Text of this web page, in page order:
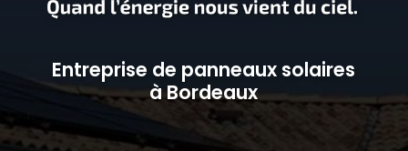
Entreprise de panneaux solaires
à Bordeaux